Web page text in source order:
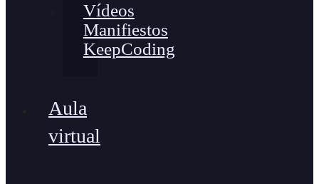
Vídeos
Manifiestos
KeepCoding
Aula
virtual